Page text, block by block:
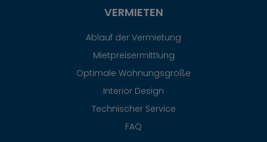
VERMIETEN
Ablauf der Vermietung
Mietpreisermittlung
Optimale Wohnungsgröße
Interior Design
Technischer Service
FAQ